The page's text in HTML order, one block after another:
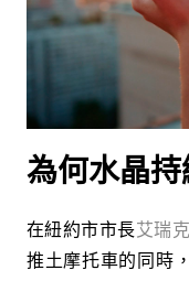
為何水晶持
在紐約市市長 艾瑞
推土摩托車的同時